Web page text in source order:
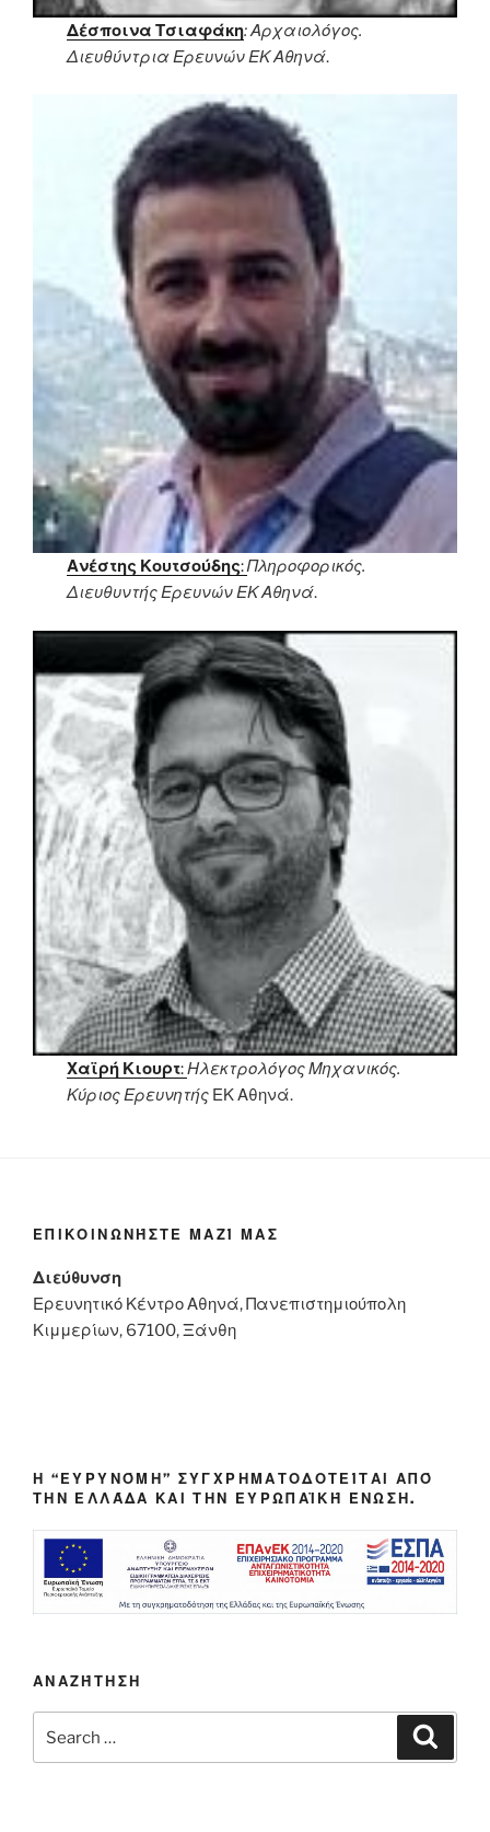
Δέσποινα Τσιαφάκη: Αρχαιολόγος.
Διευθύντρια Ερευνών ΕΚ Αθηνά.
Ανέστης Κουτσούδης:Πληροφορικός.
Διευθυντής Ερευνών ΕΚ Αθηνά.
Χαϊρή Κιουρτ:Ηλεκτρολόγος Μηχανικός.
Κύριος Ερευνητής ΕΚ Αθηνά.
ΕΠΙΚΟΙΝΩΝΉΣΤΕ ΜΑΖΊ ΜΑΣ
Διεύθυνση
Ερευνητικό Κέντρο Αθηνά, Πανεπιστημιούπολη
Κιμμερίων, 67100, Ξάνθη
Η “ΕΥΡΥΝΌΜΗ” ΣΥΓΧΡΗΜΑΤΟΔΟΤΕΊΤΑΙ ΑΠΌ
ΤΗΝ ΕΛΛΆΔΑ ΚΑΙ ΤΗΝ ΕΥΡΩΠΑΪΚΉ ΈΝΩΣΗ.
ΑΝΑΖΉΤΗΣΗ